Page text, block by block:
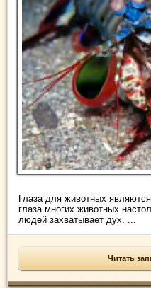
Глаза для животных
глаза многих животных
людей захватывает дух. ...
Читать